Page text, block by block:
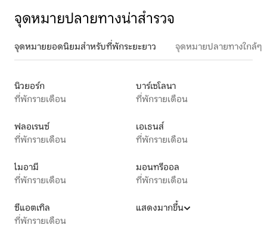
จุดหมายปลายทางน่าสำรวจ
จุดหมายยอดนิยมสำหรับที่พักระยะยาว จุดหมายปลายทางใกล้ๆ
นิวยอร์ก
ที่พักรายเดือน
บาร์เซโลนา
ที่พักรายเดือน
ฟลอเรนซ์
ที่พักรายเดือน
เอเธนส์
ที่พักรายเดือน
ไมอามี
ที่พักรายเดือน
มอนทรีออล
ที่พักรายเดือน
ซีแอตเทิล
ที่พักรายเดือน
แสดงมากขึ้น